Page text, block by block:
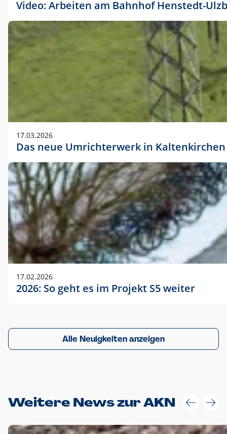
Video: Arbeiten am Bahnhof Henstedt-
17.03.2026
Das neue Umrichterwerk in Kaltenkirchen
17.02.2026
2026: So geht es im Projekt S5 weiter
Alle Neuigkeiten anzeigen
Weitere News zur AKN